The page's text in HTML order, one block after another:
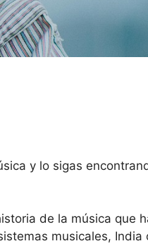
y lo sigas
de la música que
musicales, India